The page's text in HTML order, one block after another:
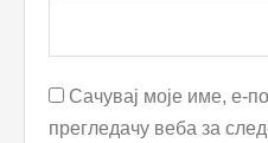
Сачувај моје име, е-
прегледачу веба за